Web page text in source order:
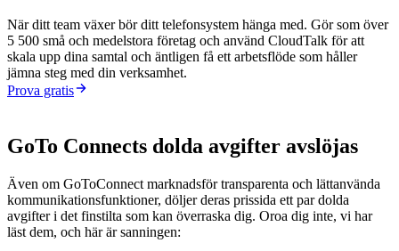
När ditt team växer bör ditt telefonsystem hänga med. Gör som över
5 500 små och medelstora företag och använd CloudTalk för att
skala upp dina samtal och äntligen få ett arbetsflöde som håller
jämna steg med din verksamhet.
Prova gratis
GoTo Connects dolda avgifter avslöjas
Även om GoToConnect marknadsför transparenta och lättanvända
kommunikationsfunktioner, döljer deras prissida ett par dolda
avgifter i det finstilta som kan överraska dig. Oroa dig inte, vi har
läst dem, och här är sanningen: